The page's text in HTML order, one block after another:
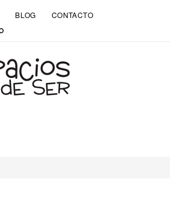
BLOG
CONTACTO